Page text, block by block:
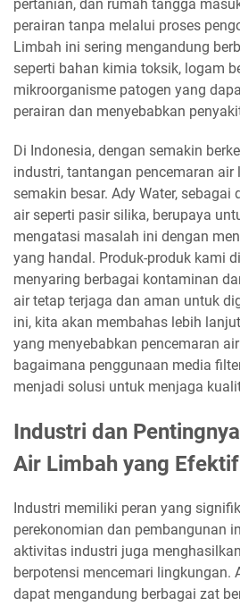
pertanian, dan rumah tangga
perairan tanpa melalui proses
Limbah ini sering mengandung
seperti bahan kimia toksik, logam
mikroorganisme patogen yang
perairan dan menyebabkan
Di Indonesia, dengan semakin
industri, tantangan pencemaran air
semakin besar. Ady Water,
air seperti pasir silika, berupaya
mengatasi masalah ini dengan
yang handal. Produk-produk kami
menyaring berbagai kontaminan
air tetap terjaga dan aman untuk
ini, kita akan membahas lebih
yang menyebabkan pencemaran
bagaimana penggunaan media
menjadi solusi untuk menjaga
Industri dan
Air Limbah yang Efektif
Industri memiliki peran yang
perekonomian dan pembangunan
aktivitas industri juga
berpotensi mencemari lingkungan.
dapat mengandung berbagai zat